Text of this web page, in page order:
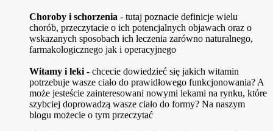
Choroby i schorzenia - tutaj poznacie definicje wielu
chorób, przeczytacie o ich potencjalnych objawach oraz o
wskazanych sposobach ich leczenia zarówno naturalnego,
farmakologicznego jak i operacyjnego
Witamy i leki - chcecie dowiedzieć się jakich witamin
potrzebuje wasze ciało do prawidłowego funkcjonowania? A
może jesteście zainteresowani nowymi lekami na rynku, które
szybciej doprowadzą wasze ciało do formy? Na naszym
blogu możecie o tym przeczytać